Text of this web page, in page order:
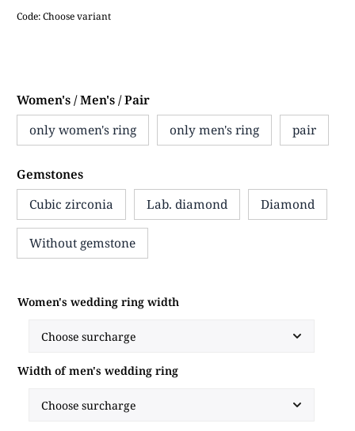
Code:Choose variant
Women's / Men's / Pair
only women's ring
only men's ring pair
Gemstones
Cubic zirconia
Lab. diamond Diamond
Without gemstone
Women's wedding ring width
Width of men's wedding ring